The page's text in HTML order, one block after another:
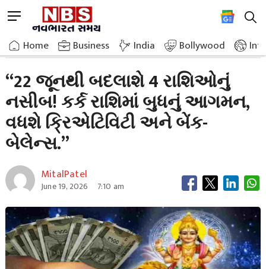
to
content
M
n
u
u
t
o
n
Home Business India Bollywood
Home»Breaking News»The Fortunes Of 4 Zodiac Signs Will Change
“22 જૂનથી બદલાશે 4 રાશિઓનું
નસીબ! કર્ક રાશિમાં બુધનું આગમન,
વધશે ક્રિએટિવિટી અને બેંક-
બેલેન્સ.”
MitalPatel
June 19, 2026 7:10 am